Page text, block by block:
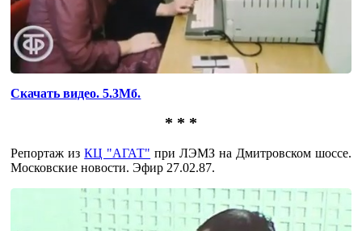
Скачать видео. 5.3Мб.
* * *
Репортаж изКЦ "АГАТ" при ЛЭМЗ на Дмитровском шоссе.
Московские новости. Эфир 27.02.87.